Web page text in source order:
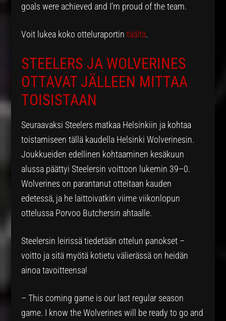
goals were achieved and I’m proud of the team.
Voit lukea koko otteluraportintäältä.
STEELERS JA WOLVERINES
OTTAVAT JÄLLEEN MITTAA
TOISISTAAN
Seuraavaksi Steelers matkaa Helsinkiin ja kohtaa
toistamiseen tällä kaudella Helsinki Wolverinesin.
Joukkueiden edellinen kohtaaminen kesäkuun
alussa päättyi Steelersin voittoon lukemin 39–0.
Wolverines on parantanut otteitaan kauden
edetessä, ja he laittoivatkin viime viikonlopun
ottelussa Porvoo Butchersin ahtaalle.
Steelersin leirissä tiedetään ottelun panokset –
voitto ja sitä myötä kotietu välierässä on heidän
ainoa tavoitteensa!
– This coming game is our last regular season
game. I know the Wolverines will be ready to go and